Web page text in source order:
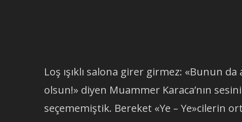
Loş ışıklı salona girer girmez: «Bunun
olsun!» diyen Muammer Karaca’nın
seçememiştik. Bereket «Ye – Ye»cilerin